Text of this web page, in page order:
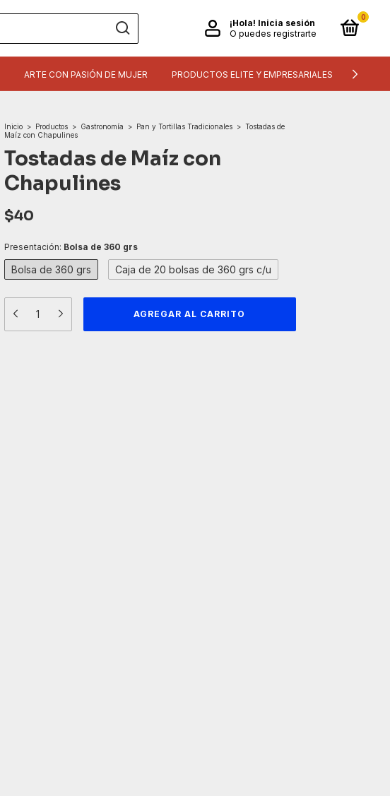
¡Hola! Inicia sesión
O puedes registrarte
0
ARTE CON PASIÓN DE MUJER PRODUCTOS ELITE Y EMPRESARIALES
Inicio > Productos > Gastronomía > Pan y Tortillas Tradicionales > Tostadas de
Maíz con Chapulines
Tostadas de Maíz con
Chapulines
$40
Presentación: Bolsa de 360 grs
Bolsa de 360 grs Caja de 20 bolsas de 360 grs c/u